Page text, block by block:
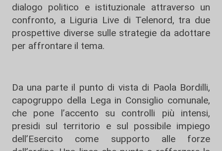
dialogo politico e istituzionale attraverso un
confronto, a Liguria Live di Telenord, tra due
prospettive diverse sulle strategie da adottare
per affrontare il tema.
Da una parte il punto di vista di Paola Bordilli,
capogruppo della Lega in Consiglio comunale,
che pone l’accento su controlli più intensi,
presidi sul territorio e sul possibile impiego
dell’Esercito come supporto alle forze